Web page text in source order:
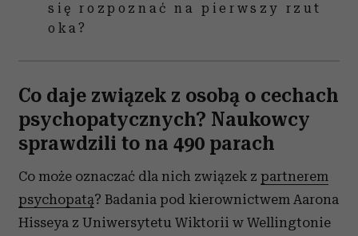
się rozpoznać na pierwszy rzut
oka?
Co daje związek z osobą o cechach
psychopatycznych? Naukowcy
sprawdzili to na 490 parach
Co może oznaczać dla nich związek z partnerem
psychopatą? Badania pod kierownictwem Aarona
Hisseya z Uniwersytetu Wiktorii w Wellingtonie